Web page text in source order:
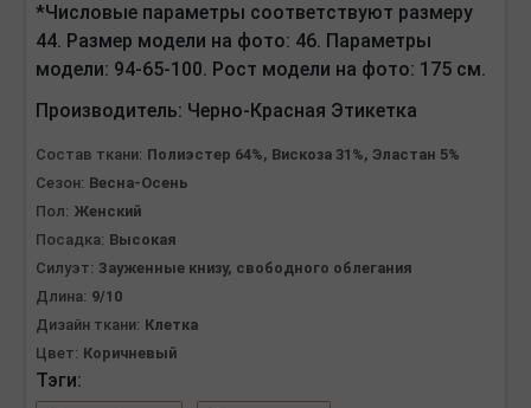
*Числовые параметры соответствуют размеру
44. Размер модели на фото: 46. Параметры
модели: 94-65-100. Рост модели на фото: 175 см.
Производитель: Черно-Красная Этикетка
Состав ткани: Полиэстер 64%, Вискоза 31%, Эластан 5%
Сезон: Весна-Осень
Пол: Женский
Посадка: Высокая
Силуэт: Зауженные книзу, свободного облегания
Длина: 9/10
Дизайн ткани: Клетка
Цвет: Коричневый
Тэги: